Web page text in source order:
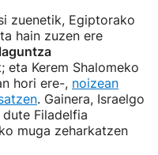
zuenetik, Egiptorako
hain zuzen ere
laguntza
eta Kerem Shalomeko
hori ere-, noizean
. Gainera, Israelgo
Filadelfia
muga zeharkatzen